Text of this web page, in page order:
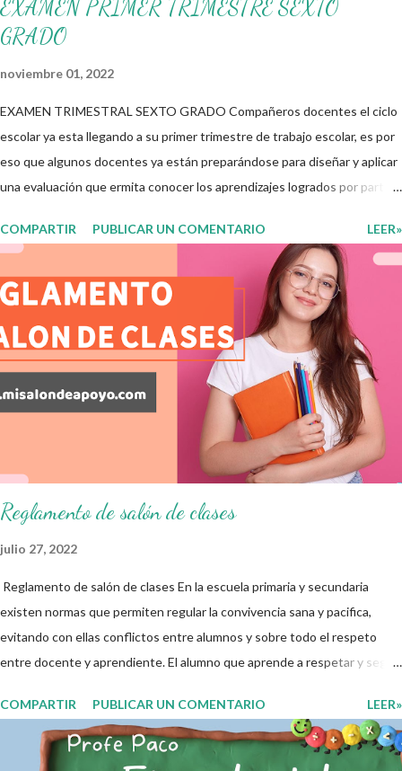
EXAMEN PRIMER TRIMESTRE SEXTO
GRADO
noviembre 01, 2022
EXAMEN TRIMESTRAL SEXTO GRADO Compañeros docentes el ciclo
escolar ya esta llegando a su primer trimestre de trabajo escolar, es por
eso que algunos docentes ya están preparándose para diseñar y aplicar
una evaluación que ermita conocer los aprendizajes logrados por parte
para evaluar las diferentes asignaturas que sus alumnos cursaron
durante este ciclo escolar, permitiendo obtener un mayor panorama de
los aprendizajes claves que sus nuevos aprendientes ya lograron
alcanzar y de aquellos que aun necesitan consolidar. Esto con la
finalidad de que elaboramos un plan de intervención adecuado para
atender las necesidades que nuestro grupo requiera de acuerdo a los
resultados del examen trimestral que apliquemos. Sin mas que decir les
damos las gracias para seguir apoyándonos en este nuevo blog
educativo y gracias por su preferencia. Recuerden que todo material
COMPARTIR PUBLICAR UN COMENTARIO LEER»
Reglamento de salón de clases
julio 27, 2022
Reglamento de salón de clases En la escuela primaria y secundaria
existen normas que permiten regular la convivencia sana y pacifica,
evitando con ellas conflictos entre alumnos y sobre todo el respeto
entre docente y aprendiente. El alumno que aprende a respetar y seguir
entiende las consecuencias de sus acciones, es por eso que el objetivo
fundamental de las normas de clases o reglamento de aula buscan
formar aprendientes que desde pequeños, entiendan, analizan y
COMPARTIR PUBLICAR UN COMENTARIO LEER»